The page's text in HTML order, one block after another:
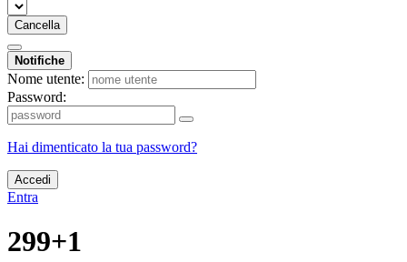
Cancella
Notifiche
Nome utente:
Password:
Hai dimenticato la tua password?
Accedi
Entra
299+1